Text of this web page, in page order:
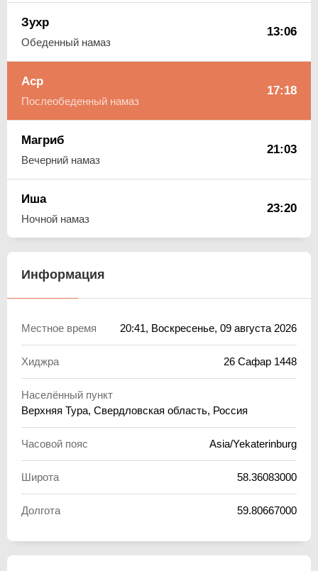
Зухр
Обеденный намаз
13:06
Аср
Послеобеденный намаз
17:18
Магриб
Вечерний намаз
21:03
Иша
Ночной намаз
23:20
Информация
Местное время 20:41, Воскресенье, 09 августа 2026
Хиджра 26 Сафар 1448
Населённый пункт
Верхняя Тура, Свердловская область, Россия
Часовой пояс Asia/Yekaterinburg
Широта 58.36083000
Долгота 59.80667000